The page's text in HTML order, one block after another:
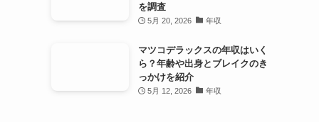
を調査
5月 20, 2026 年収
マツコデラックスの年収はいく
ら？年齢や出身とブレイクのき
っかけを紹介
5月 12, 2026 年収